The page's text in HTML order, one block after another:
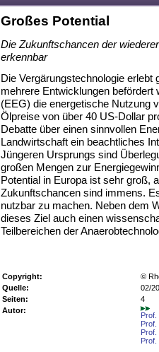
Großes Potential
Die Zukunftschancen der
erkennbar
Die Vergärungstechnologie erlebt
mehrere Entwicklungen
(EEG) die energetische Nutzung
Ölpreise von über 40 US-Dollar
Debatte über einen sinnvollen
Landwirtschaft ein beachtliches
Jüngeren Ursprungs sind
großen Mengen zur
Potential in Europa ist sehr groß,
Zukunftschancen sind immens.
nutzbar zu machen. Neben dem
dieses Ziel auch einen
Teilbereichen der
Copyright:
©
Quelle:
02/
Seiten:
4
Autor: